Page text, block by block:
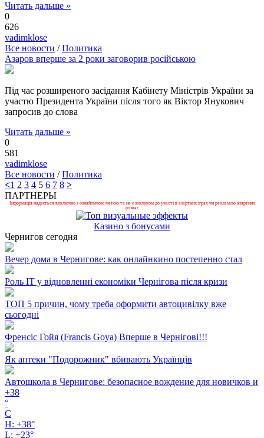
Читать дальше »
0
626
vadimklose
Все новости /Политика
Азаров вперше за 2 роки заговорив російською
Під час розширеного засідання Кабінету Міністрів України за
участю Президента України після того як Віктор Янукович
запросив до слова
Читать дальше »
0
581
vadimklose
Все новости /Политика
<1 2 3 4 5 6 7 8 >
ПАРТНЕРЫ
Інформація надається виключно з ознайомчою метою та не є закликом до участі в азартних іграх чи рекламою азартних
розваг.
Казино з бонусами
Чернигов сегодня
Вечер дома в Чернигове: как онлайнкино постепенно стал
Роль ІТ у відновленні економіки Чернігова після кризи
ТОП 5 причин, чому треба оформити автоцивілку вже
сьогодні
Френсіс Гойя (Francis Goya) Вперше в Чернігові!!!
Як аптеки "Подорожник" вбивають Українців
Автошкола в Чернигове: безопасное вождение для новичков и
+38
°
C
H: +38°
L: +23°